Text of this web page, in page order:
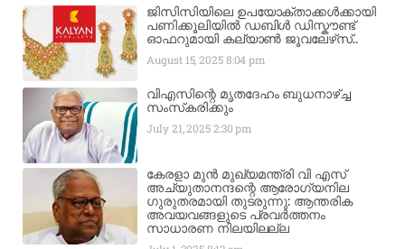
ജിസിസിയിലെ ഉപയോക്താക്കൾക്കായി
പണിക്കൂലിയിൽ ഡബിൾ ഡിസ്കൗണ്ട്
ഓഫറുമായി കല്യാൺ ജൂവലേഴ്‌സ്..
August 15, 20258:04 pm
വിഎസിന്റെ മൃതദേഹം ബുധനാഴ്ച്ച
സംസ്‌കരിക്കും
July 21, 20252:30 pm
കേരളാ മുൻ മുഖ്യമന്ത്രി വി എസ്
അച്യുതാനന്ദന്റെ ആരോഗ്യനില
ഗുരുതരമായി തുടരുന്നു: ആന്തരിക
അവയവങ്ങളുടെ പ്രവർത്തനം
സാധാരണ നിലയിലല്ല